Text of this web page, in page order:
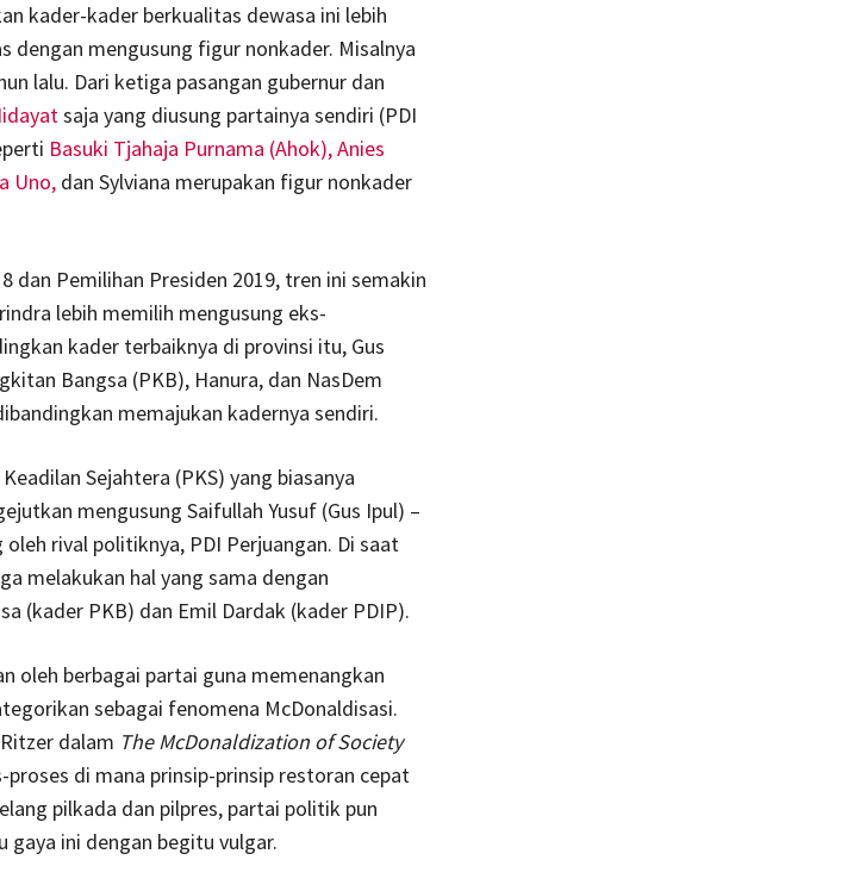
kader-kader berkualitas dewasa ini lebih
dengan mengusung figur nonkader. Misalnya
lalu. Dari ketiga pasangan gubernur dan
saja yang diusung partainya sendiri (PDI
Basuki Tjahaja Purnama (Ahok),Anies
Uno, dan Sylviana merupakan figur nonkader
dan Pemilihan Presiden 2019, tren ini semakin
lebih memilih mengusung eks-
kader terbaiknya di provinsi itu, Gus
Bangsa (PKB), Hanura, dan NasDem
memajukan kadernya sendiri.
Sejahtera (PKS) yang biasanya
mengusung Saifullah Yusuf (Gus Ipul) –
rival politiknya, PDI Perjuangan. Di saat
melakukan hal yang sama dengan
(kader PKB) dan Emil Dardak (kader PDIP).
oleh berbagai partai guna memenangkan
sebagai fenomena McDonaldisasi.
dalam The McDonaldization of Society
proses di mana prinsip-prinsip restoran cepat
pilkada dan pilpres, partai politik pun
ini dengan begitu vulgar.